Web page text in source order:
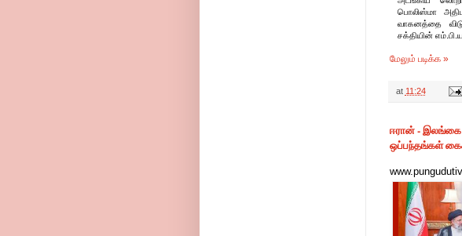
பொலிஸ்மா
வாகனத்தை
சக்தியின்
மேலும் படிக்க »
at 11:24
ஈரான் - இலங்கை
ஒப்பந்தங்கள்